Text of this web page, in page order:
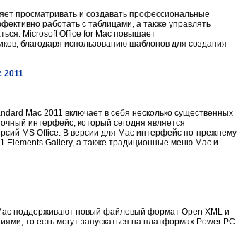
просматривать и создавать профессиональные
работать с таблицами, а также управлять
Microsoft Office for Mac повышает
благодаря использованию шаблонов для создания
2011
Mac 2011 включает в себя несколько существенных
интерфейс, который сегодня является
MS Office. В версии для Mac интерфейс по-прежнему
Elements Gallery, а также традиционные меню Mac и
поддерживают новый файловый формат Open XML и
то есть могут запускаться на платформах Power PC